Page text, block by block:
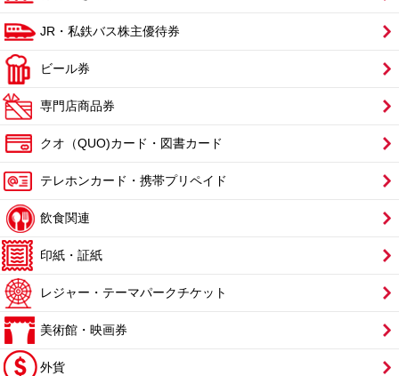
JR・私鉄バス株主優待券
ビール券
専門店商品券
クオ（QUO)カード・図書カード
テレホンカード・携帯プリペイド
飲食関連
印紙・証紙
レジャー・テーマパークチケット
美術館・映画券
外貨